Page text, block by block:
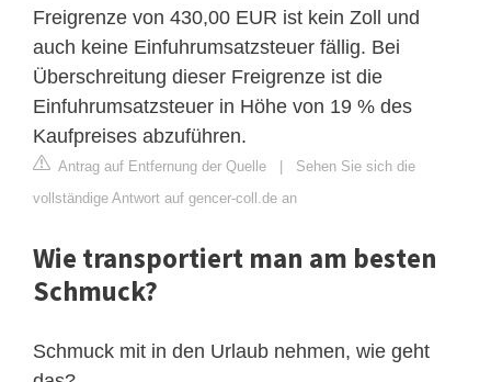
Freigrenze von 430,00 EUR ist kein Zoll und
auch keine Einfuhrumsatzsteuer fällig. Bei
Überschreitung dieser Freigrenze ist die
Einfuhrumsatzsteuer in Höhe von 19 % des
Kaufpreises abzuführen.
Antrag auf Entfernung der Quelle | Sehen Sie sich die
vollständige Antwort auf gencer-coll.de an
Wie transportiert man am besten
Schmuck?
Schmuck mit in den Urlaub nehmen, wie geht